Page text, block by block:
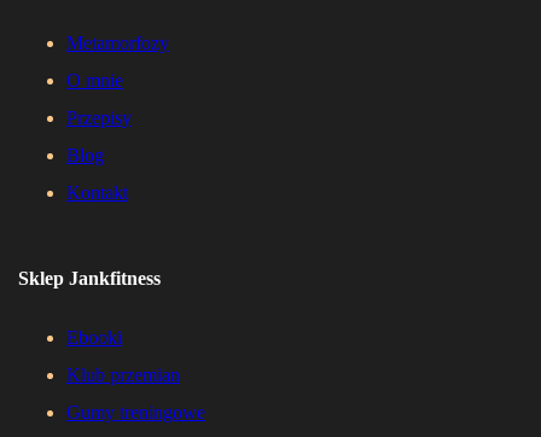
Metamorfozy
O mnie
Przepisy
Blog
Kontakt
Sklep Jankfitness
Ebooki
Klub przemian
Gumy treningowe